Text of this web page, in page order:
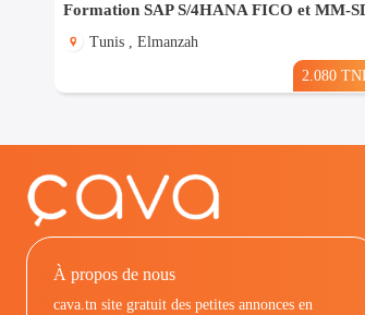
Formation SAP S/4HANA FICO et MM-
Tunis , Elmanzah
2.080
À propos de nous
cava.tn site gratuit des petites annonces en